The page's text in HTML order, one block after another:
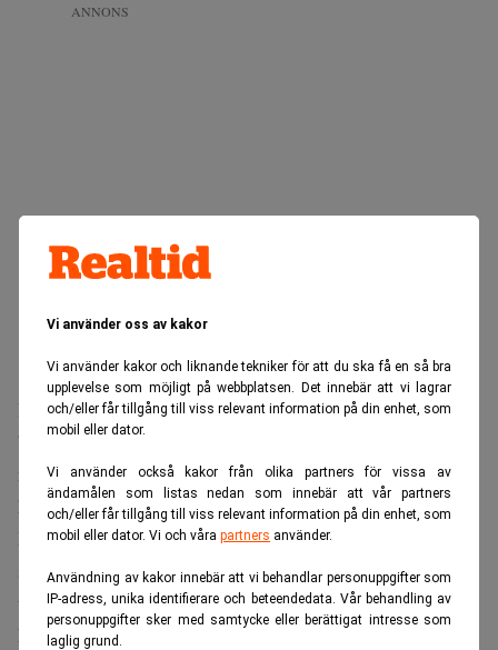
Vi använder oss av kakor
Vi använder kakor och liknande tekniker för att du ska få en så bra
upplevelse som möjligt på webbplatsen. Det innebär att vi lagrar
och/eller får tillgång till viss relevant information på din enhet, som
mobil eller dator.
Vi använder också kakor från olika partners för vissa av
ändamålen som listas nedan som innebär att vår partners
och/eller får tillgång till viss relevant information på din enhet, som
mobil eller dator. Vi och våra partners använder.
Användning av kakor innebär att vi behandlar personuppgifter som
IP-adress, unika identifierare och beteendedata. Vår behandling av
personuppgifter sker med samtycke eller berättigat intresse som
laglig grund.
ANNONS
Behovet uppstår först när osäkerheten blir stor.
”Man vill höra någon säga att pengarna finns kvar och att
man kan vara lugn. Det räcker inte att läsa det på en
hemsida”, säger Elfstrand.
Han menar att yngre kunder ofta har mindre erfarenhet av
större ekonomiska beslut och därför i högre grad söker
trygghet i det personliga mötet när något oväntat inträffar.
Läs också:Först rök kontanterna – nu klipper Generation